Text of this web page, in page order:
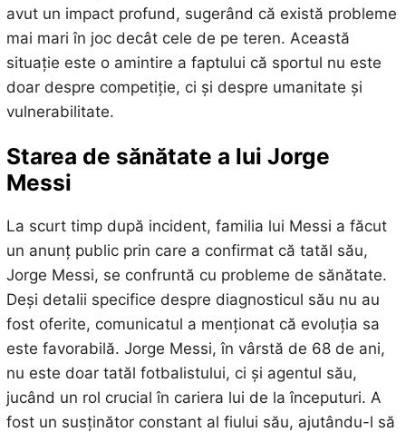
avut un impact profund, sugerând că există probleme
mai mari în joc decât cele de pe teren. Această
situație este o amintire a faptului că sportul nu este
doar despre competiție, ci și despre umanitate și
vulnerabilitate.
Starea de sănătate a lui Jorge
Messi
La scurt timp după incident, familia lui Messi a făcut
un anunț public prin care a confirmat că tatăl său,
Jorge Messi, se confruntă cu probleme de sănătate.
Deși detalii specifice despre diagnosticul său nu au
fost oferite, comunicatul a menționat că evoluția sa
este favorabilă. Jorge Messi, în vârstă de 68 de ani,
nu este doar tatăl fotbalistului, ci și agentul său,
jucând un rol crucial în cariera lui de la începuturi. A
fost un susținător constant al fiului său, ajutându-l să